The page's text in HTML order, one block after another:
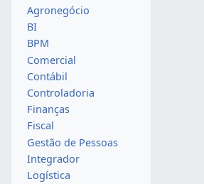
Agronegócio
BI
BPM
Comercial
Contábil
Controladoria
Finanças
Fiscal
Gestão de Pessoas
Integrador
Logística